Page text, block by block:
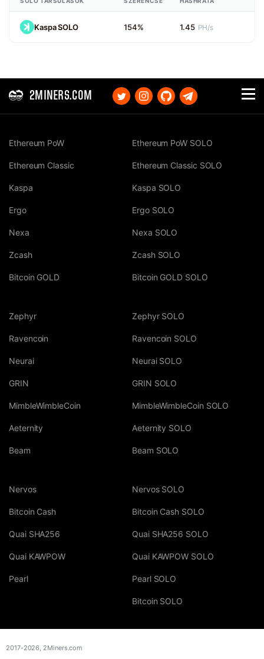
Kaspa SOLO 154% 1.45 PH/s
2MINERS.COM
Ethereum PoW
Ethereum Classic
Kaspa
Ergo
Nexa
Zcash
Bitcoin GOLD
Ethereum PoW SOLO
Ethereum Classic SOLO
Kaspa SOLO
Ergo SOLO
Nexa SOLO
Zcash SOLO
Bitcoin GOLD SOLO
Zephyr
Ravencoin
Neurai
GRIN
MimbleWimbleCoin
Aeternity
Beam
Zephyr SOLO
Ravencoin SOLO
Neurai SOLO
GRIN SOLO
MimbleWimbleCoin SOLO
Aeternity SOLO
Beam SOLO
Nervos
Bitcoin Cash
Quai SHA256
Quai KAWPOW
Pearl
Nervos SOLO
Bitcoin Cash SOLO
Quai SHA256 SOLO
Quai KAWPOW SOLO
Pearl SOLO
Bitcoin SOLO
2017-2026, 2Miners.com